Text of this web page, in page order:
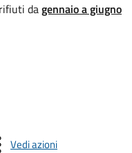
dagennaio a giugno
Vedi azioni